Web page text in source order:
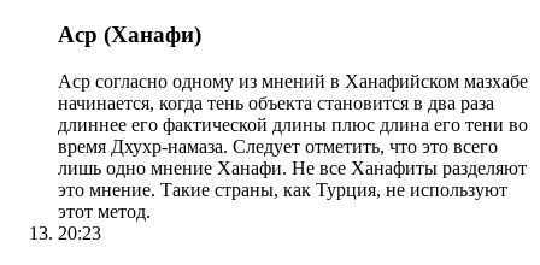
Аср (Ханафи)
Аср согласно одному из мнений в Ханафийском мазхабе
начинается, когда тень объекта становится в два раза
длиннее его фактической длины плюс длина его тени во
время Дхухр-намаза. Следует отметить, что это всего
лишь одно мнение Ханафи. Не все Ханафиты разделяют
это мнение. Такие страны, как Турция, не используют
этот метод.
20:23